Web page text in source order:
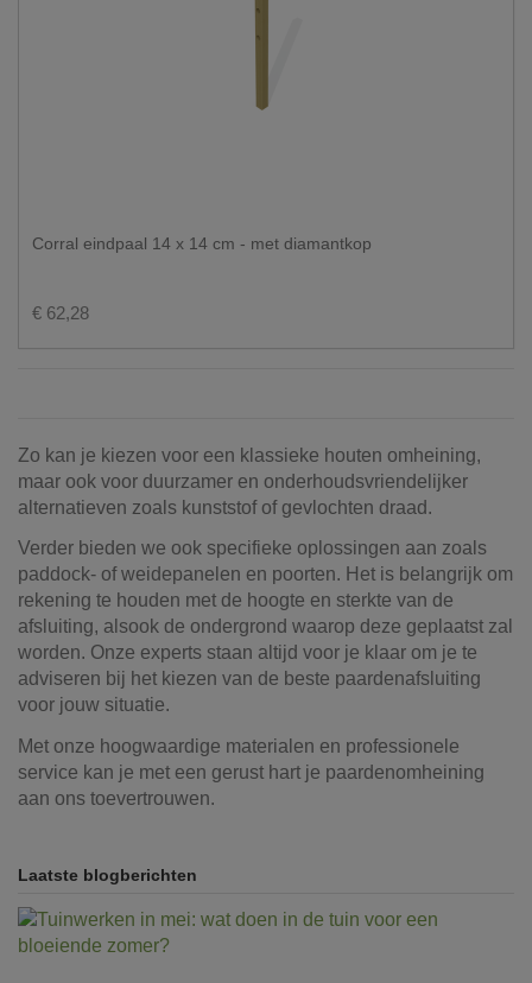
Corral eindpaal 14 x 14 cm - met diamantkop
€ 62,28
Zo kan je kiezen voor een klassieke houten omheining,
maar ook voor duurzamer en onderhoudsvriendelijker
alternatieven zoals kunststof of gevlochten draad.
Verder bieden we ook specifieke oplossingen aan zoals
paddock- of weidepanelen en poorten. Het is belangrijk om
rekening te houden met de hoogte en sterkte van de
afsluiting, alsook de ondergrond waarop deze geplaatst zal
worden. Onze experts staan altijd voor je klaar om je te
adviseren bij het kiezen van de beste paardenafsluiting
voor jouw situatie.
Met onze hoogwaardige materialen en professionele
service kan je met een gerust hart je paardenomheining
aan ons toevertrouwen.
Laatste blogberichten